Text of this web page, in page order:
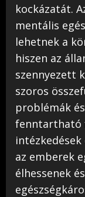
kockázatát.
mentális
lehetnek a
hiszen az
szennyezett
szoros
problémák
fenntartható
az emberek
élhessenek